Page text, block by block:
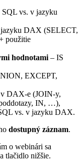
vs. v jazyku
DAX (SELECT,
použitie
hodnotami – IS
EXCEPT,
DAX-e (JOIN-y,
IN, …),
vs. v jazyku DAX.
dostupný záznam.
o webinári sa
tlačidlo nižšie.